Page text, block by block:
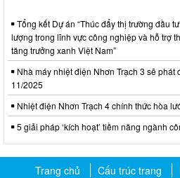
Tổng kết Dự án “Thúc đẩy thị trường đầu
lượng trong lĩnh vực công nghiệp và hỗ trợ
tăng trưởng xanh Việt Nam”
Nhà máy nhiệt điện Nhơn Trạch 3 sẽ phát
11/2025
Nhiệt điện Nhơn Trạch 4 chính thức hòa
5 giải pháp ‘kích hoạt’ tiềm năng ngành
Trang chủ Cấu trúc trang